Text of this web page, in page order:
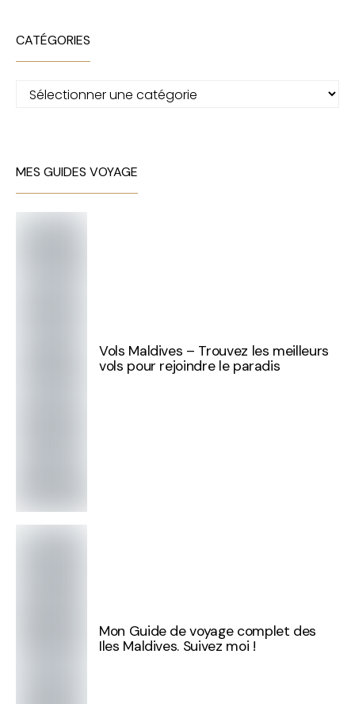
CATÉGORIES
Catégories
MES GUIDES VOYAGE
Vols Maldives – Trouvez les meilleurs
vols pour rejoindre le paradis
Mon Guide de voyage complet des
Iles Maldives. Suivez moi !